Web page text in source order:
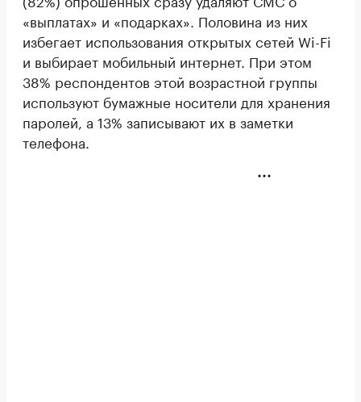
«выплатах» и «подарках». Половина из них
избегает использования открытых сетей Wi-Fi
и выбирает мобильный интернет. При этом
38% респондентов этой возрастной группы
используют бумажные носители для хранения
паролей, а 13% записывают их в заметки
телефона.